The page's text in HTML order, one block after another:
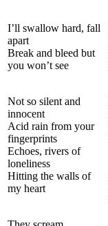
I’ll swallow hard, fall
apart
Break and bleed but
you won’t see
Not so silent and
innocent
Acid rain from your
fingerprints
Echoes, rivers of
loneliness
Hitting the walls of
my heart